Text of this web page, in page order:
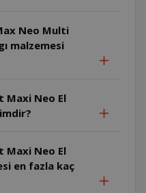
Neo Multi
malzemesi
Maxi Neo El
Maxi Neo El
en fazla kaç